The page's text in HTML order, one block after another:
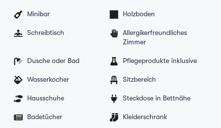
Minibar Holzboden
Schreibtisch
Allergikerfreundliches
Zimmer
Dusche oder Bad Pflegeprodukte inklusive
Wasserkocher Sitzbereich
Hausschuhe Steckdose in Bettnähe
Badetücher Kleiderschrank